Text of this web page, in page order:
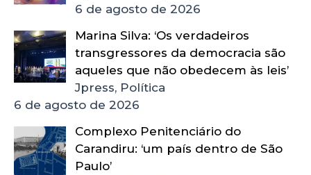
6 de agosto de 2026
Marina Silva: ‘Os verdadeiros
transgressores da democracia são
aqueles que não obedecem às leis’
Jpress, Política
6 de agosto de 2026
Complexo Penitenciário do
Carandiru: ‘um país dentro de São
Paulo’